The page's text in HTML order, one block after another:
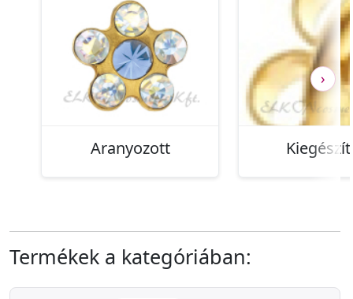
Aranyozott
›
Termékek a kategóriában: